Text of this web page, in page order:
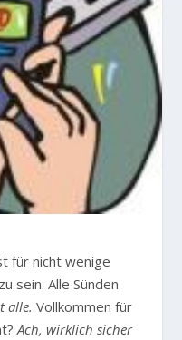
für nicht wenige
sein. Alle Sünden
alle. Vollkommen für
Ach, wirklich sicher